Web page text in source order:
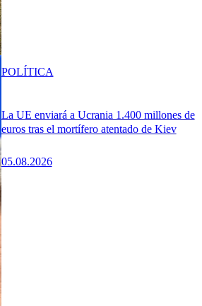
La UE enviará a Ucrania 1.400 millones de
euros tras el mortífero atentado de Kiev
05.08.2026
POLÍTICA